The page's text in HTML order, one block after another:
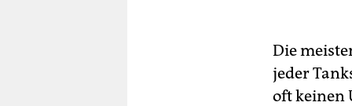
Die
jeder
oft keinen